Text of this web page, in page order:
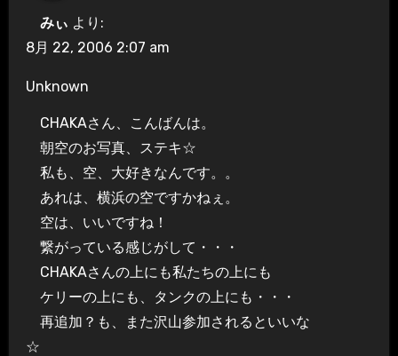
みぃ より:
8月 22, 2006 2:07 am
Unknown
CHAKAさん、こんばんは。
朝空のお写真、ステキ☆
私も、空、大好きなんです。。
あれは、横浜の空ですかねぇ。
空は、いいですね！
繋がっている感じがして・・・
CHAKAさんの上にも私たちの上にも
ケリーの上にも、タンクの上にも・・・
再追加？も、また沢山参加されるといいな
☆